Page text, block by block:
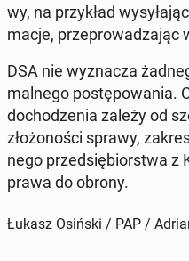
wy, na przy­kład
ma­cje, prze­pro­wa­dza­jąc
DSA nie wy­zna­cza
mal­ne­go po­stę­po­wa­nia.
do­cho­dze­nia zależy od
zło­żo­no­ści sprawy,
ne­go przed­się­bior­stwa z
prawa do obrony.
Łukasz Osiński / PAP /